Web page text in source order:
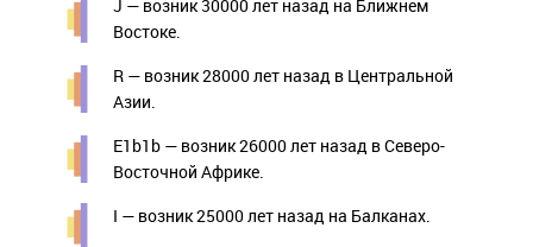
J — возник 30000 лет назад на Ближнем
Востоке.
R — возник 28000 лет назад в Центральной
Азии.
E1b1b — возник 26000 лет назад в Северо-
Восточной Африке.
I — возник 25000 лет назад на Балканах.